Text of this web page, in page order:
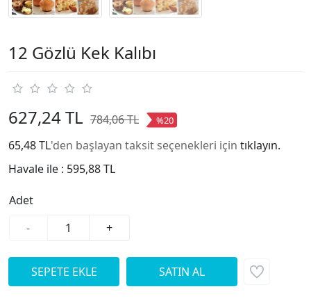
12 Gözlü Kek Kalıbı
627,24 TL 784,06 TL %20
65,48 TL'den başlayan taksit seçenekleri için tıklayın.
Havale ile : 595,88 TL
Adet
-
+